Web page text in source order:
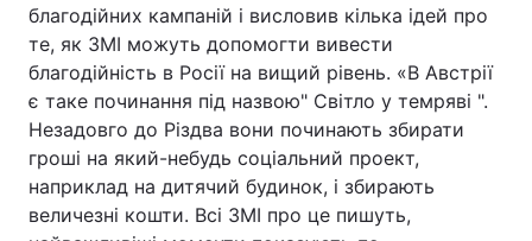
Лонгріди
Відео з Youtube Статті
Інтерв'ю Думки
Архів Вакансії
благодійних кампаній і висловив кілька ідей про
те, як ЗМІ можуть допомогти вивести
благодійність в Росії на вищий рівень. «В Австрії
є таке починання під назвою" Світло у темряві ".
Незадовго до Різдва вони починають збирати
гроші на який-небудь соціальний проект,
наприклад на дитячий будинок, і збирають
величезні кошти. Всі ЗМІ про це пишуть,